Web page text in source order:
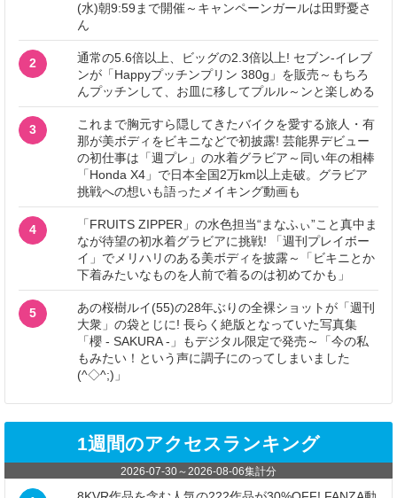
(水)朝9:59まで開催～キャンペーンガールは田野憂さ
ん
2
通常の5.6倍以上、ビッグの2.3倍以上! セブン‐イレブ
ンが「Happyプッチンプリン 380g」を販売～もちろ
んプッチンして、お皿に移してプルル～ンと楽しめる
3
これまで胸元すら隠してきたバイクを愛する旅人・有
那が美ボディをビキニなどで初披露! 芸能界デビュー
の初仕事は「週プレ」の水着グラビア～同い年の相棒
「Honda X4」で日本全国2万km以上走破。グラビア
挑戦への想いも語ったメイキング動画も
4
「FRUITS ZIPPER」の水色担当“まなふぃ”こと真中ま
なが待望の初水着グラビアに挑戦! 「週刊プレイボー
イ」でメリハリのある美ボディを披露～「ビキニとか
下着みたいなものを人前で着るのは初めてかも」
5
あの桜樹ルイ(55)の28年ぶりの全裸ショットが「週刊
大衆」の袋とじに! 長らく絶版となっていた写真集
「櫻 - SAKURA -」もデジタル限定で発売～「今の私
もみたい！という声に調子にのってしまいました
(^◇^;)」
1週間のアクセスランキング
2026-07-30～2026-08-06集計分